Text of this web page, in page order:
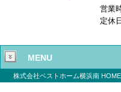
営業
定休
MENU
株式会社ベストホーム横浜南 HOME